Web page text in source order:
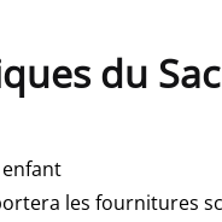
du
les fournitures